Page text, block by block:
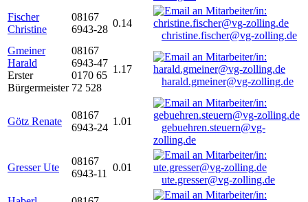
Fischer
Christine
08167
6943-28
0.14
christine.fischer@vg-zolling.de
Gmeiner
Harald
Erster
Bürgermeister
08167
6943-47
0170 65
72 528
1.17
harald.gmeiner@vg-zolling.de
Götz Renate
08167
6943-24
1.01
gebuehren.steuern@vg-
zolling.de
Gresser Ute
08167
6943-11
0.01
ute.gresser@vg-zolling.de